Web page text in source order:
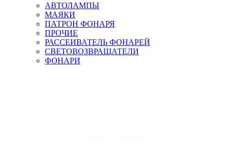
АВТОЛАМПЫ
МАЯКИ
ПАТРОН ФОНАРЯ
ПРОЧИЕ
РАССЕИВАТЕЛЬ ФОНАРЕЙ
СВЕТОВОЗВРАЩАТЕЛИ
ФОНАРИ